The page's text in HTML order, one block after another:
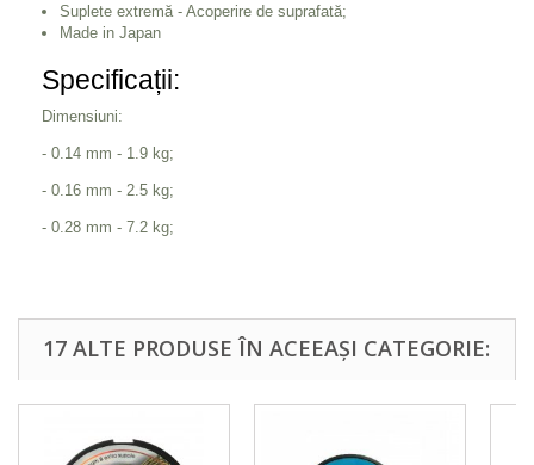
Suplete extremă - Acoperire de suprafată;
Made in Japan
Specificații:
Dimensiuni:
- 0.14 mm - 1.9 kg;
- 0.16 mm - 2.5 kg;
- 0.28 mm - 7.2 kg;
17 ALTE PRODUSE ÎN ACEEAȘI CATEGORIE: